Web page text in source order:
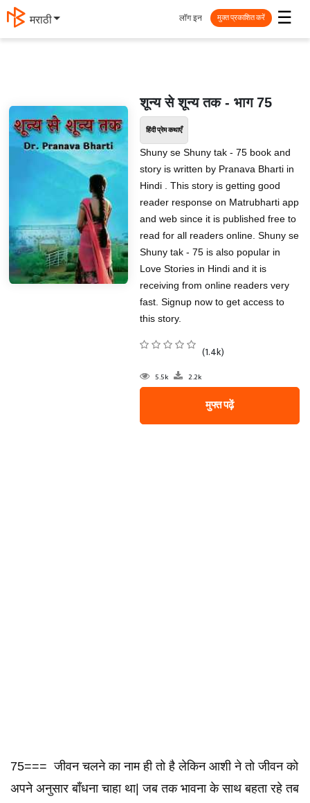
मराठी ☰
लॉग इन मुक्त प्रकाशित करें
शून्य से शून्य तक - भाग 75
हिंदी प्रेम कथाएँ
Shuny se Shuny tak - 75 book and
story is written by Pranava Bharti in
Hindi . This story is getting good
reader response on Matrubharti app
and web since it is published free to
read for all readers online. Shuny se
Shuny tak - 75 is also popular in
Love Stories in Hindi and it is
receiving from online readers very
fast. Signup now to get access to
this story.
(1.4k)
5.5k 2.2k
मुफ्त पढ़ें
75=== जीवन चलने का नाम ही तो है लेकिन आशी ने तो जीवन को
अपने अनुसार बाँधना चाहा था| जब तक भावना के साथ बहता रहे तब